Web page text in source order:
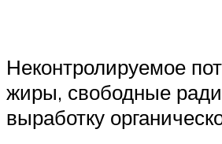
Неконтролируемое
жиры, свободные
выработку